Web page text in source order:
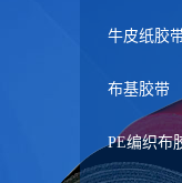
牛皮纸胶
布基胶带
PE编织布